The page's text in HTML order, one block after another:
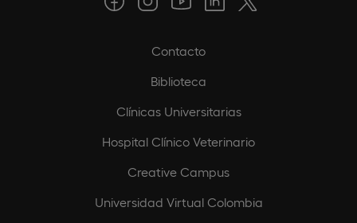
Contacto
Biblioteca
Clínicas Universitarias
Hospital Clínico Veterinario
Creative Campus
Universidad Virtual Colombia